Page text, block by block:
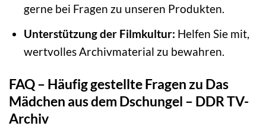
gerne bei Fragen zu unseren Produkten.
Unterstützung der Filmkultur: Helfen Sie mit,
wertvolles Archivmaterial zu bewahren.
FAQ – Häufig gestellte Fragen zu Das
Mädchen aus dem Dschungel – DDR TV-
Archiv